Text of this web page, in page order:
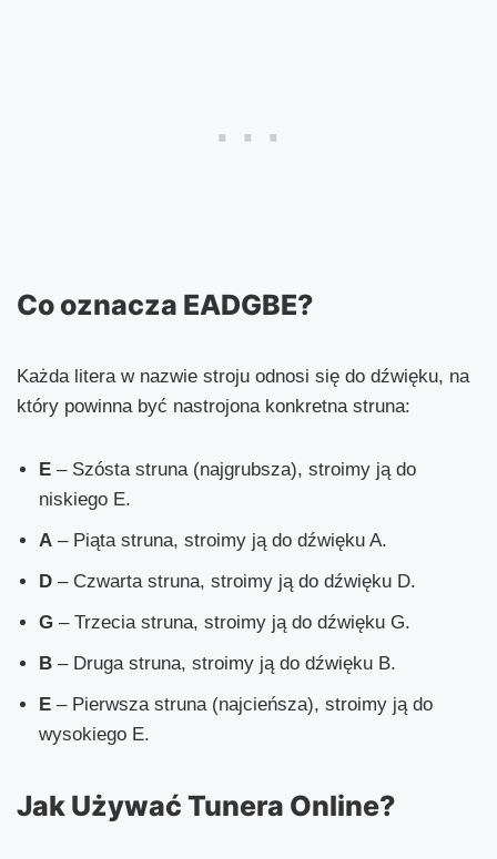
Co oznacza EADGBE?
Każda litera w nazwie stroju odnosi się do dźwięku, na
który powinna być nastrojona konkretna struna:
E – Szósta struna (najgrubsza), stroimy ją do
niskiego E.
A – Piąta struna, stroimy ją do dźwięku A.
D – Czwarta struna, stroimy ją do dźwięku D.
G – Trzecia struna, stroimy ją do dźwięku G.
B – Druga struna, stroimy ją do dźwięku B.
E – Pierwsza struna (najcieńsza), stroimy ją do
wysokiego E.
Jak Używać Tunera Online?